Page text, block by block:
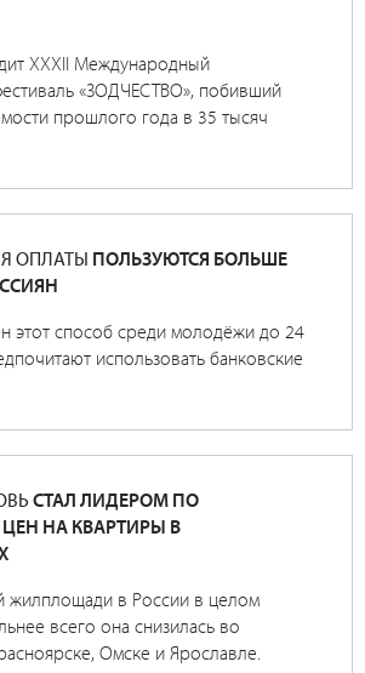
XXXII Международный
«ЗОДЧЕСТВО», побивший
прошлого года в 35 тысяч
ОПЛАТЫ ПОЛЬЗУЮТСЯ БОЛЬШЕ
этот способ среди молодёжи до 24
использовать банковские
СТАЛ ЛИДЕРОМ ПО
НА КВАРТИРЫ В
жилплощади в России в целом
всего она снизилась во
Омске и Ярославле.